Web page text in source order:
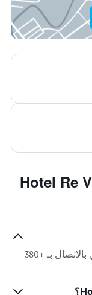
أفضل طريقة للتواصل مع Hotel Re Vita هي بالاتصال بـ +380